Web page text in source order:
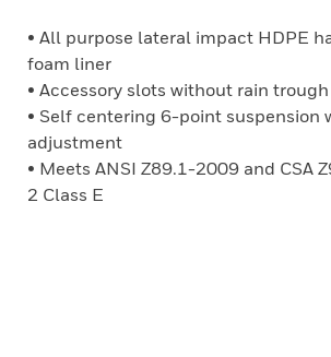
• All purpose lateral impact HDPE
foam liner
• Accessory slots without rain trough
• Self centering 6-point suspension
adjustment
• Meets ANSI Z89.1-2009 and CSA
2 Class E